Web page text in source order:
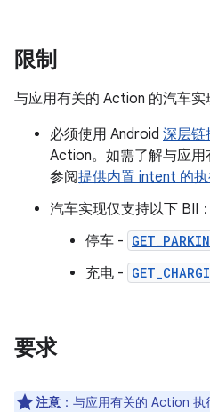
限制
与应用有关的 Action 的汽车实
必须使用 Android 深层链
Action。如需了解与应
参阅提供内置 intent 的
汽车实现仅支持以下 BII：
停车 -
充电 -
要求
注意 ： 与应用有关的 Action 执